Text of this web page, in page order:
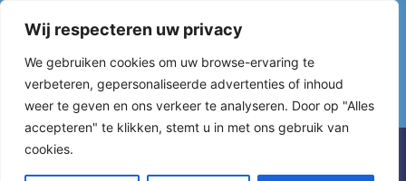
Wij respecteren uw privacy
We gebruiken cookies om uw browse-ervaring te
verbeteren, gepersonaliseerde advertenties of inhoud
weer te geven en ons verkeer te analyseren. Door op "Alles
accepteren" te klikken, stemt u in met ons gebruik van
cookies.
Inschrijven nieuwsbrief